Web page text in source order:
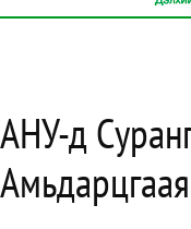
АНУ-д
Амьдарцгаая